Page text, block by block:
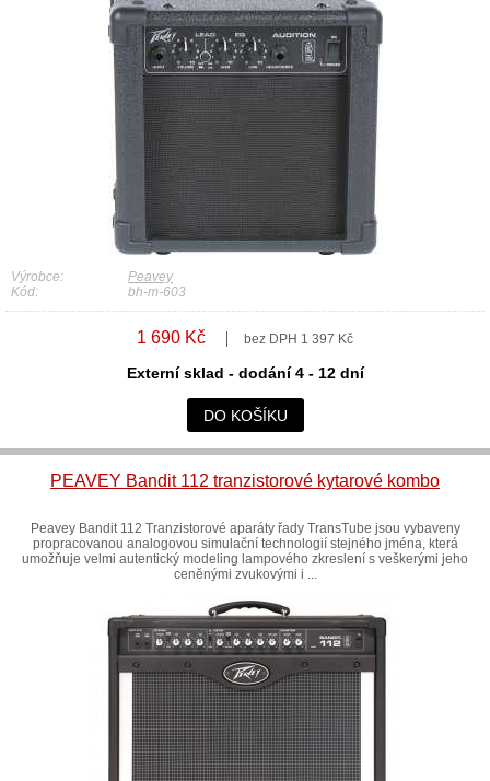
Výrobce:
Peavey
Kód:
bh-m-603
1 690 Kč bez DPH 1 397 Kč
Externí sklad - dodání 4 - 12 dní
DO KOŠÍKU
PEAVEY Bandit 112 tranzistorové kytarové kombo
Peavey Bandit 112 Tranzistorové aparáty řady TransTube jsou vybaveny
propracovanou analogovou simulační technologií stejného jména, která
umožňuje velmi autentický modeling lampového zkreslení s veškerými jeho
ceněnými zvukovými i ...